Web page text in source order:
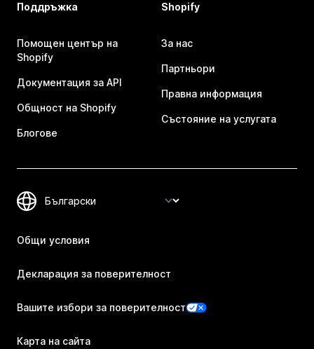
Поддръжка
Помощен център на
Shopify
Документация за API
Общност на Shopify
Блогове
Shopify
За нас
Партньори
Правна информация
Състояние на услугата
Общи условия
Декларация за поверителност
Вашите избори за поверителност
Карта на сайта